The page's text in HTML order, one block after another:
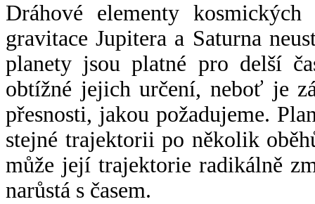
Dráhové elementy
gravitace Jupitera a Saturna
planety jsou platné pro delší
obtížné jejich určení, neboť je
přesnosti, jakou požadujeme.
stejné trajektorii po několik
může její trajektorie radikálně
narůstá s časem.